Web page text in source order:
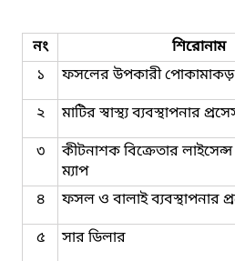
নং শিরোনাম
১
ফসলের উপকারী পোকামাকড়
২
মাটির স্বাস্থ্য ব্যবস্থাপনার
৩
কীটনাশক বিক্রেতার লাইসেন্স
ম্যাপ
৪
ফসল ও বালাই ব্যবস্থাপনার
৫
সার ডিলার